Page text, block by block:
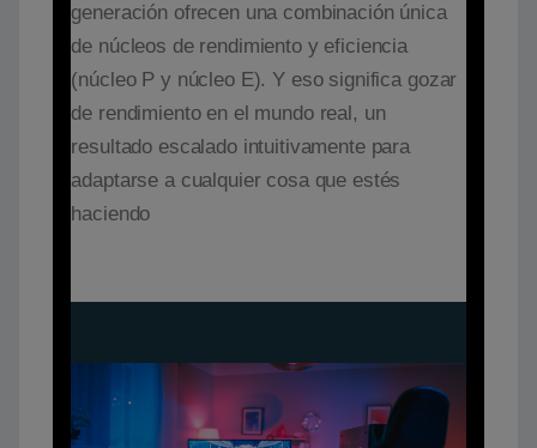
generación ofrecen una combinación única
de núcleos de rendimiento y eficiencia
(núcleo P y núcleo E). Y eso significa gozar
de rendimiento en el mundo real, un
resultado escalado intuitivamente para
adaptarse a cualquier cosa que estés
haciendo